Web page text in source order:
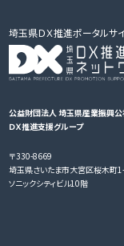
埼玉県ＤＸ推進ポータルサ
公益財団法人 埼玉県産業振興
ＤＸ推進支援グループ
〒330-8669
埼玉県さいたま市大宮区桜木町
ソニックシティビル10階